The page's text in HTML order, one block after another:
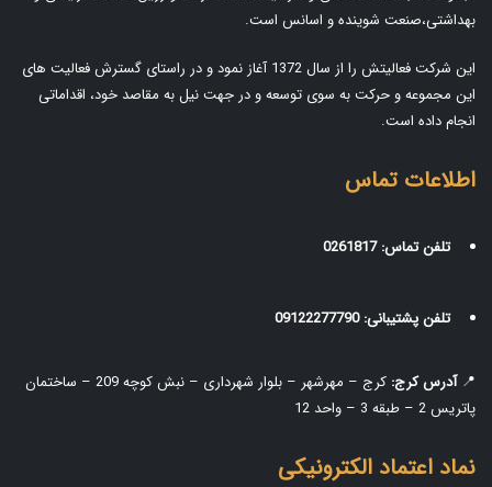
بهداشتی،صنعت شوینده و اسانس است.
این شرکت فعالیتش را از سال 1372 آغاز نمود و در راستای گسترش فعالیت های
این مجموعه و حرکت به سوی توسعه و در جهت نیل به مقاصد خود، اقداماتی
انجام داده است.
اطلاعات تماس
تلفن تماس: 0261817
تلفن پشتیبانی: 09122277790
📍آدرس کرج:
کرج – مهرشهر – بلوار شهرداری – نبش کوچه 209 – ساختمان
پاتریس 2 – طبقه 3 – واحد 12
نماد اعتماد الکترونیکی